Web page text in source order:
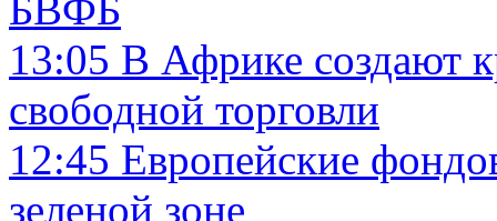
13:05 В Африке создают
свободной торговли
12:45 Европейские
зеленой зоне